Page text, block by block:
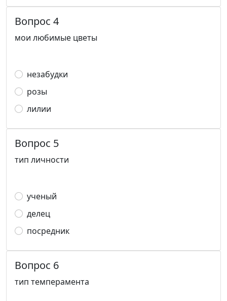
Вопрос 4
мои любимые цветы
незабудки
розы
лилии
Вопрос 5
тип личности
ученый
делец
посредник
Вопрос 6
тип темперамента